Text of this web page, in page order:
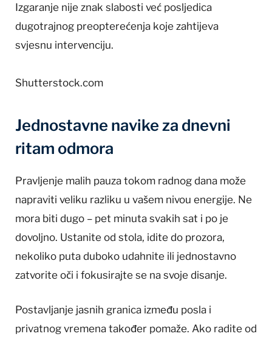
Izgaranje nije znak slabosti već posljedica
dugotrajnog preopterećenja koje zahtijeva
svjesnu intervenciju.
Shutterstock.com
Jednostavne navike za dnevni
ritam odmora
Pravljenje malih pauza tokom radnog dana može
napraviti veliku razliku u vašem nivou energije. Ne
mora biti dugo – pet minuta svakih sat i po je
dovoljno. Ustanite od stola, idite do prozora,
nekoliko puta duboko udahnite ili jednostavno
zatvorite oči i fokusirajte se na svoje disanje.
Postavljanje jasnih granica između posla i
privatnog vremena također pomaže. Ako radite od